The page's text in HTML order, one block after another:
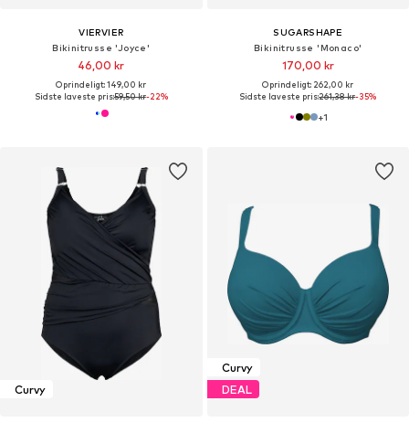
VIERVIER
Bikinitrusse 'Joyce'
46,00 kr
Oprindeligt: 149,00 kr
Sidste laveste pris:59,50 kr-22%
SUGARSHAPE
Bikinitrusse 'Monaco'
170,00 kr
Oprindeligt: 262,00 kr
Sidste laveste pris:261,38 kr-35%
+1
Curvy
Curvy
DEAL